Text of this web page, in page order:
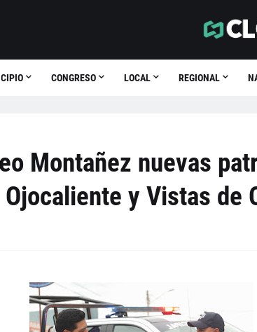
CONGRESO LOCAL REGIONAL
Montañez nuevas
y Vistas de